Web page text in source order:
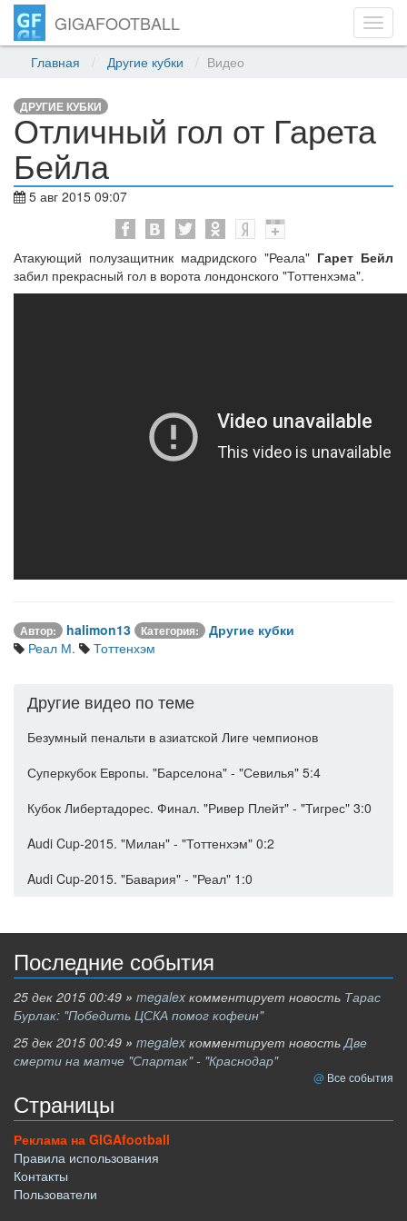
GIGAFOOTBALL
Главная Другие кубки Видео
ДРУГИЕ КУБКИ
Отличный гол от Гарета
Бейла
5 авг 2015 09:07
Атакующий полузащитник мадридского "Реала" Гарет Бейл
забил прекрасный гол в ворота лондонского "Тоттенхэма".
Автор: halimon13 Категория:
Другие кубки
Реал М.
Тоттенхэм
Другие видео по теме
Безумный пенальти в азиатской Лиге чемпионов
Суперкубок Европы. "Барселона" - "Севилья" 5:4
Кубок Либертадорес. Финал. "Ривер Плейт" - "Тигрес" 3:0
Audi Cup-2015. "Милан" - "Тоттенхэм" 0:2
Audi Cup-2015. "Бавария" - "Реал" 1:0
Последние события
25 дек 2015 00:49 » megalex комментирует новость Тарас
Бурлак: "Победить ЦСКА помог кофеин"
25 дек 2015 00:49 » megalex комментирует новостьДве
смерти на матче "Спартак" - "Краснодар"
Все события
Страницы
Реклама на GIGAfootball
Правила использования
Контакты
Пользователи